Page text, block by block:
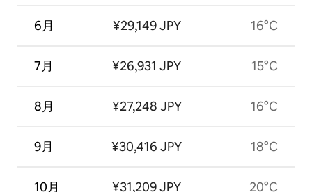
6月
7月
8月
9月
10月
¥29,149 JPY
¥26,931 JPY
¥27,248 JPY
¥30,416 JPY
¥31,209 JPY
16°C
15°C
16°C
18°C
20°C